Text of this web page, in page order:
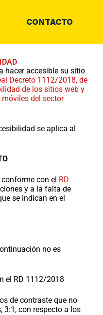
CONTACTO
hacer accesible su sitio
Decreto 1112/2018, de
de los sitios web y
del sector
se aplica al
con el RD
y a la falta de
se indican en el
no es
el RD 1112/2018
de contraste que no
con respecto a los